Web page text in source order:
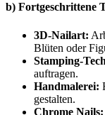
b) Fortgeschrittene
3D-Nailart:
Blüten oder
Stamping-
auftragen.
Handmalerei:
gestalten.
Chrome Nails: